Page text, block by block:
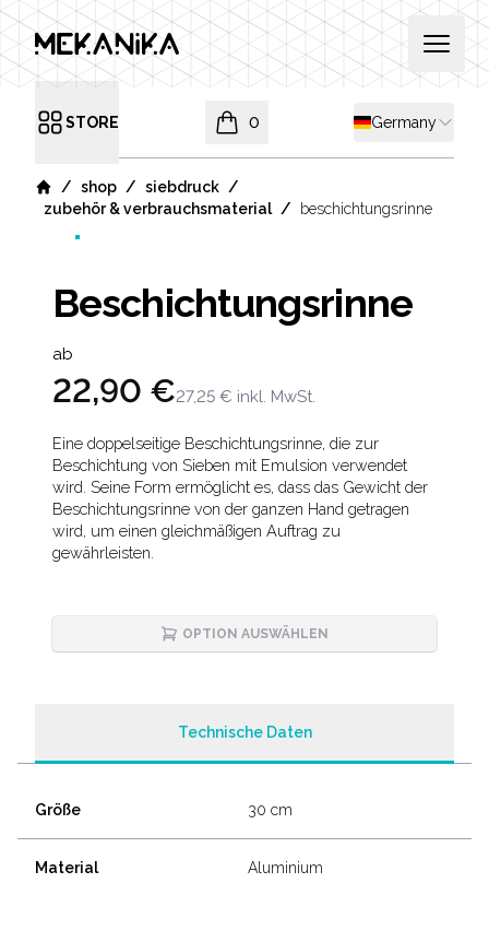
MEKANIKA Open
Open menu
STORE Shipping country
Germany
0
items in cart, view bag
Home
/ shop / siebdruck /
zubehör & verbrauchsmaterial / beschichtungsrinne
Beschichtungsrinne
Product information
ab
22,90 €27,25 € inkl. MwSt.
Description
Eine doppelseitige Beschichtungsrinne, die zur
Beschichtung von Sieben mit Emulsion verwendet
wird. Seine Form ermöglicht es, dass das Gewicht der
Beschichtungsrinne von der ganzen Hand getragen
wird, um einen gleichmäßigen Auftrag zu
gewährleisten.
OPTION AUSWÄHLEN
Technische Daten
Größe 30 cm
Material Aluminium